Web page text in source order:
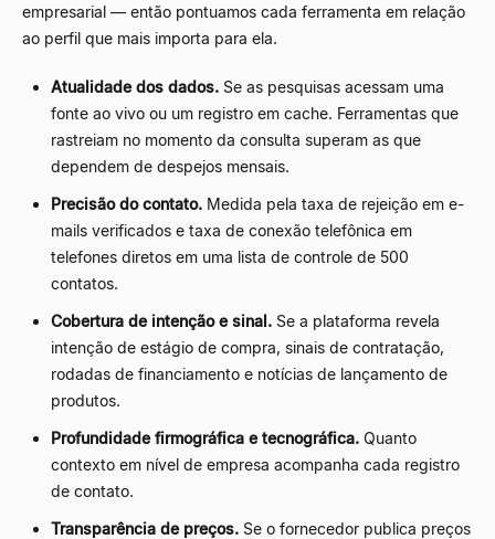
empresarial — então pontuamos cada ferramenta em relação
ao perfil que mais importa para ela.
Atualidade dos dados. Se as pesquisas acessam uma
fonte ao vivo ou um registro em cache. Ferramentas que
rastreiam no momento da consulta superam as que
dependem de despejos mensais.
Precisão do contato. Medida pela taxa de rejeição em e-
mails verificados e taxa de conexão telefônica em
telefones diretos em uma lista de controle de 500
contatos.
Cobertura de intenção e sinal. Se a plataforma revela
intenção de estágio de compra, sinais de contratação,
rodadas de financiamento e notícias de lançamento de
produtos.
Profundidade firmográfica e tecnográfica. Quanto
contexto em nível de empresa acompanha cada registro
de contato.
Transparência de preços. Se o fornecedor publica preços